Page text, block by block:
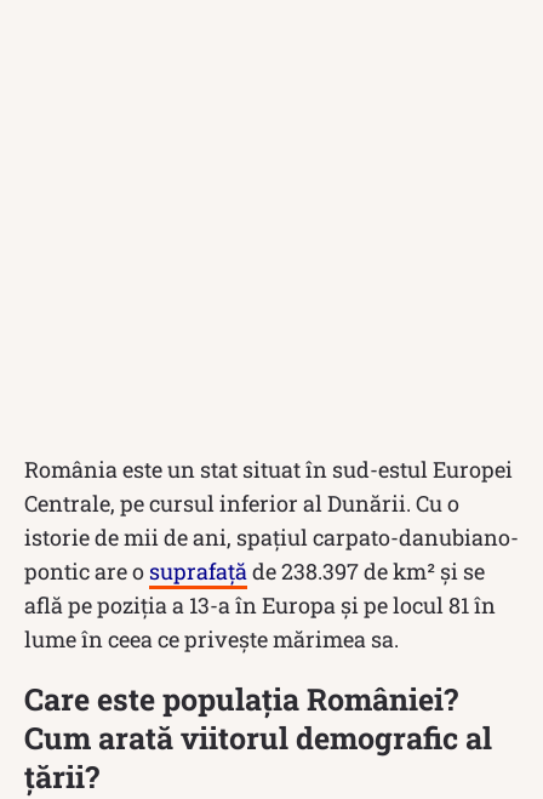
România este un stat situat în sud-estul Europei
Centrale, pe cursul inferior al Dunării. Cu o
istorie de mii de ani, spațiul carpato-danubiano-
pontic are o suprafațăde 238.397 de km² și se
află pe poziția a 13-a în Europa și pe locul 81 în
lume în ceea ce privește mărimea sa.
Care este populația României?
Cum arată viitorul demografic al
țării?